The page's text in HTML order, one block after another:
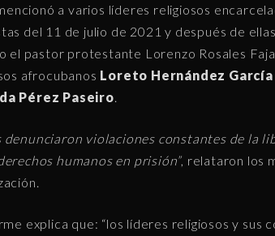
a varios líderes religiosos
del 11 de julio de 2021 y después de
el pastor protestante Lorenzo Rosales
afrocubanos Loreto Hernández García
Pérez Paseiro.
denunciaron violaciones constantes de la
humanos en prisión”, relataron los
explica que: “los líderes religiosos y sus